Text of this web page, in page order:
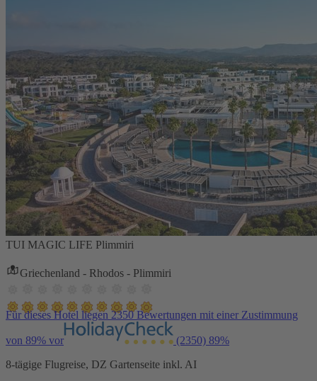
TUI MAGIC LIFE Plimmiri
Griechenland - Rhodos - Plimmiri
Für dieses Hotel liegen 2350 Bewertungen mit einer Zustimmung
von 89% vor (2350) 89%
8-tägige Flugreise, DZ Gartenseite inkl. AI